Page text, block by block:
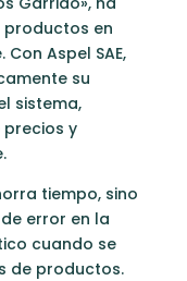
productos en
Aspel SAE,
su
sistema,
y
tiempo, sino
error en la
cuando se
de productos.